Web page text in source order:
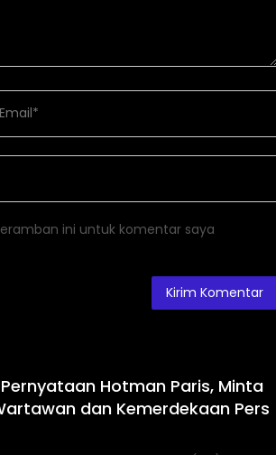
ini untuk komentar saya
Hotman Paris, Minta
dan Kemerdekaan Pers